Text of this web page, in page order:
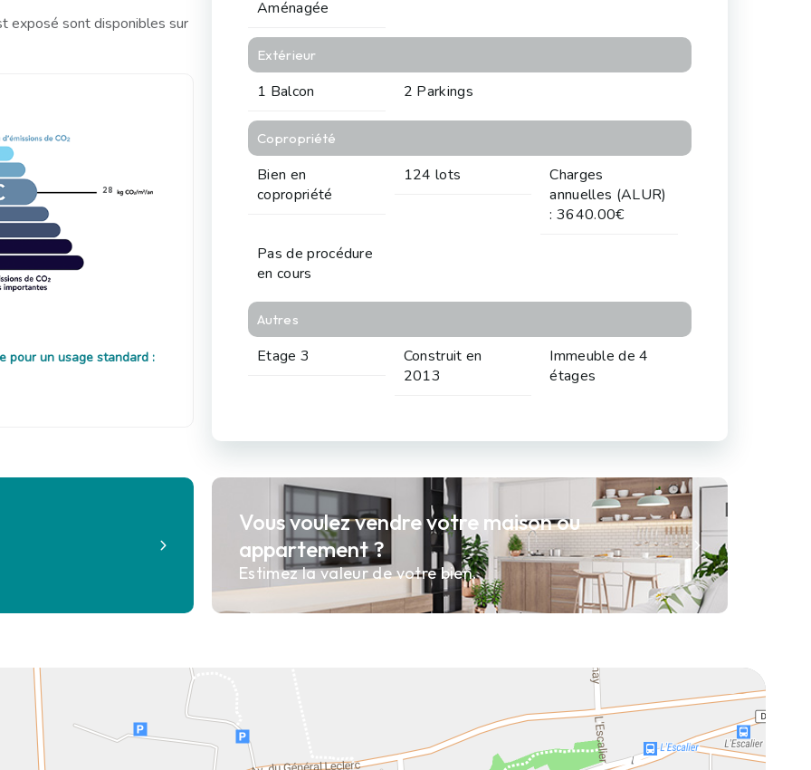
exposé sont disponibles sur
28
pour un usage standard :
Aménagée
Extérieur
1 Balcon 2 Parkings
Copropriété
Bien en
copropriété
124 lots
Charges
annuelles (ALUR)
: 3640.00€
Pas de procédure
en cours
Autres
Etage 3
Construit en
2013
Immeuble de 4
étages
Vous voulez vendre votre maison ou
appartement ?
Estimez la valeur de votre bien.